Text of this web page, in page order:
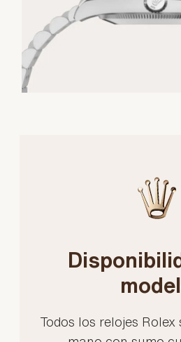
Todos los relojes Rolex